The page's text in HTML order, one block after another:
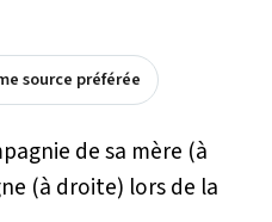
source préférée